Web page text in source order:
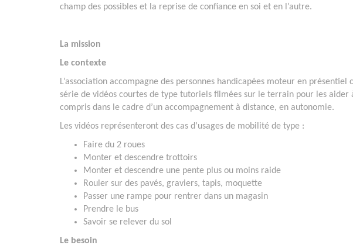
champ des possibles et la reprise de confiance en soi et en l’autre.
La mission
Le contexte
L’association accompagne des personnes handicapées moteur en
série de vidéos courtes de type tutoriels filmées sur le terrain pour les aider
compris dans le cadre d’un accompagnement à distance, en autonomie.
Les vidéos représenteront des cas d’usages de mobilité de type :
Faire du 2 roues
Monter et descendre trottoirs
Monter et descendre une pente plus ou moins raide
Rouler sur des pavés, graviers, tapis, moquette
Passer une rampe pour rentrer dans un magasin
Prendre le bus
Savoir se relever du sol
Le besoin